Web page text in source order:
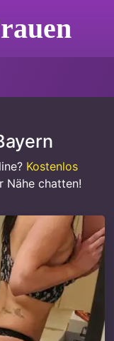
Kostenlos
Nähe chatten!